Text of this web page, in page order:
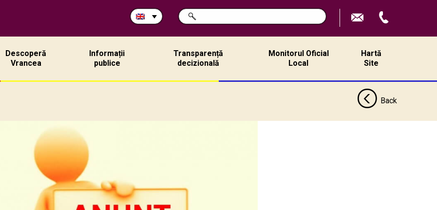
Search
in
SEARCH
Descoperă
Vrancea
Informații
publice
Transparență
decizională
Monitorul Oficial
Local
Hartă
Site
Back